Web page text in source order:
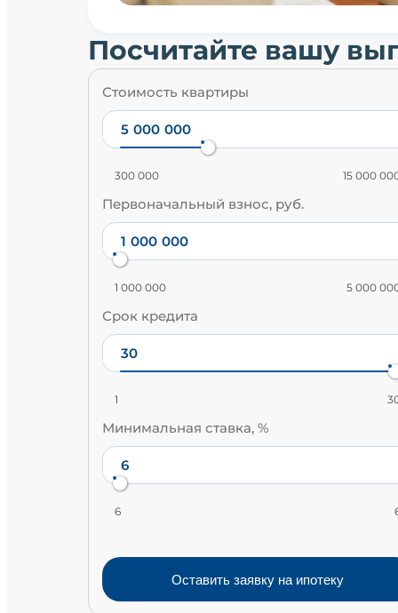
Посчитайте вашу
Стоимость квартиры
300 000 15 000
Первоначальный взнос, руб.
1 000 000 5 000
Срок кредита
1
Минимальная ставка, %
6
Оставить заявку на ипотеку